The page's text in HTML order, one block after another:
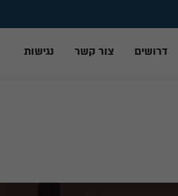
דרושים צור קשר נגישות